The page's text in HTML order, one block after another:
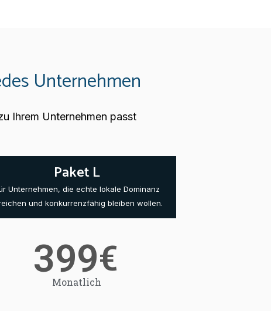
Unternehmen
Ihrem Unternehmen passt
Paket L
Unternehmen, die echte lokale Dominanz
und konkurrenzfähig bleiben wollen.
399€
Monatlich